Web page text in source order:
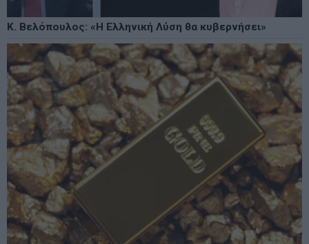
Κ. Βελόπουλος: «Η Ελληνική Λύση θα κυβερνήσει»